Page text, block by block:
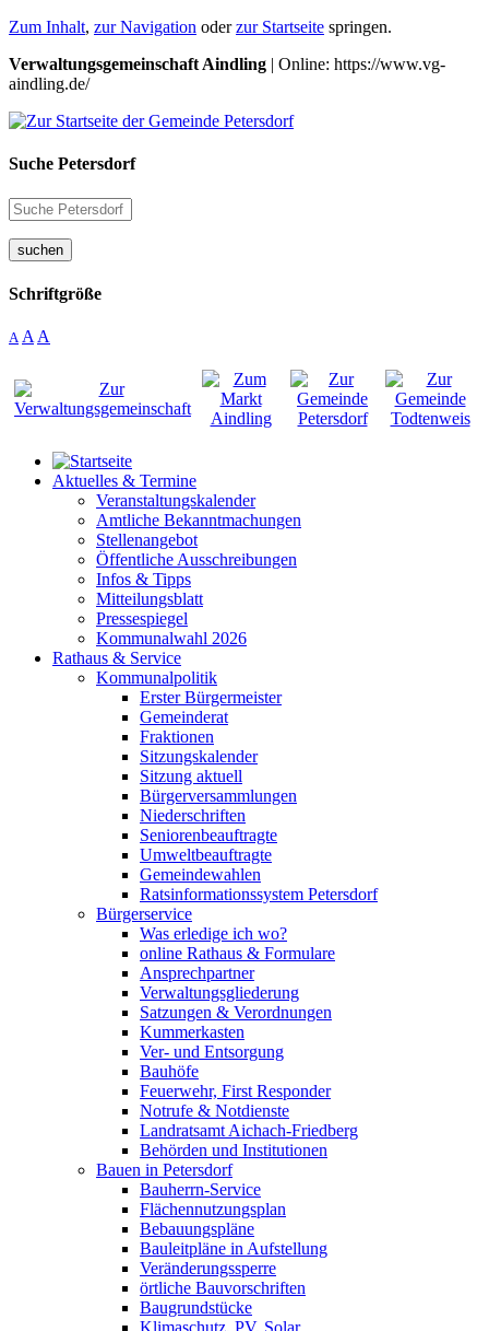
Zum Inhalt, zur Navigation oderzur Startseite springen.
Verwaltungsgemeinschaft Aindling | Online: https://www.vg-
aindling.de/
Suche Petersdorf
suchen
Schriftgröße
A A A
Aktuelles & Termine
Veranstaltungskalender
Amtliche Bekanntmachungen
Stellenangebot
Öffentliche Ausschreibungen
Infos & Tipps
Mitteilungsblatt
Pressespiegel
Kommunalwahl 2026
Rathaus & Service
Kommunalpolitik
Erster Bürgermeister
Gemeinderat
Fraktionen
Sitzungskalender
Sitzung aktuell
Bürgerversammlungen
Niederschriften
Seniorenbeauftragte
Umweltbeauftragte
Gemeindewahlen
Ratsinformationssystem Petersdorf
Bürgerservice
Was erledige ich wo?
online Rathaus & Formulare
Ansprechpartner
Verwaltungsgliederung
Satzungen & Verordnungen
Kummerkasten
Ver- und Entsorgung
Bauhöfe
Feuerwehr, First Responder
Notrufe & Notdienste
Landratsamt Aichach-Friedberg
Behörden und Institutionen
Bauen in Petersdorf
Bauherrn-Service
Flächennutzungsplan
Bebauungspläne
Bauleitpläne in Aufstellung
Veränderungssperre
örtliche Bauvorschriften
Baugrundstücke
Klimaschutz, PV, Solar